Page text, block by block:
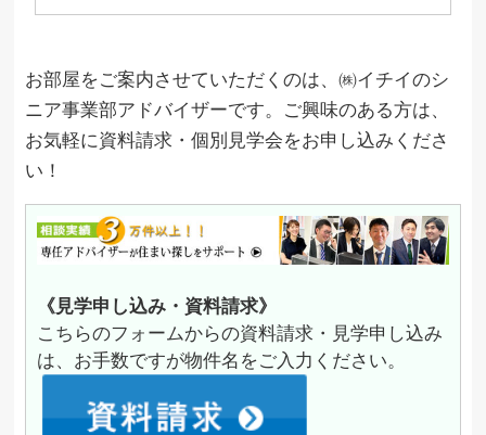
お部屋をご案内させていただくのは、㈱イチイのシ
ニア事業部アドバイザーです。ご興味のある方は、
お気軽に資料請求・個別見学会をお申し込みくださ
い！
《見学申し込み・資料請求》
こちらのフォームからの資料請求・見学申し込み
は、お手数ですが物件名をご入力ください。